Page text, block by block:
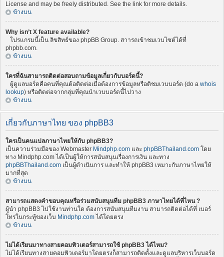
License and may be freely distributed. See the link for more details.
ข้างบน
Why isn’t X feature available?
โปรแกรมนี้เป็น ลิขสิทธ์ของ phpBB Group. สาารถเข้าชมเวบไซต์ได้ที่
phpbb.com.
ข้างบน
ใครที่ฉันสามารถติดต่อสอบถามข้อมูลเกี่ยวกับบอร์ดนี้?
ผู้ดูแลบอร์ดคือคนที่คุณต้อติดต่อเมื่อต้องการข้อมูลหรือติชมเวบบอร์ด (do a whois
lookup) หรือติดต่อจากกลุ่มที่คุณนำเวบบอร์ดนี้ไปวาง
ข้างบน
เกี่ยวกับภาษาไทย ของ phpBB3
ใครเป็นคนแปลภาษาไทยให้กับ phpBB3?
เป็นความร่วมมือของ Webmaster Mindphp.com และ phpBBThailand.com โดย
ทาง Mindphp.com ได้เป็นผู้ให้การสนับสนุนเรื่องการเงิน และทาง
phpBBThailand.com เป็นผู้ดำเนินการ และทำให้ phpBB3 เหมาะกับภาษาไทยให้
มากที่สุด
ข้างบน
สามารถแสดงคำขอบคุณหรือร่วมสนับสนุนทีม phpBB3 ภาษาไทยได้ที่ไหน ?
ผู้นำ phpBB3 ไปใช้งานท่านใด ต้องการสนับสนุนทีมงาน สามารถติดต่อได้ที่ เบอร์
โทรในกระทู้ของเว็บ Mindphp.com ได้โดยตรง
ข้างบน
ไม่ได้เรียนมาทางสายคอมพิวเตอร์สามารถใช้ phpBB3 ได้ไหม?
ไม่ได้เรียนทางสายคอมพิวเตอร์มาโดยตรงก็สามารถติดตั้งและดูแลบริหารเว็บบอร์ด